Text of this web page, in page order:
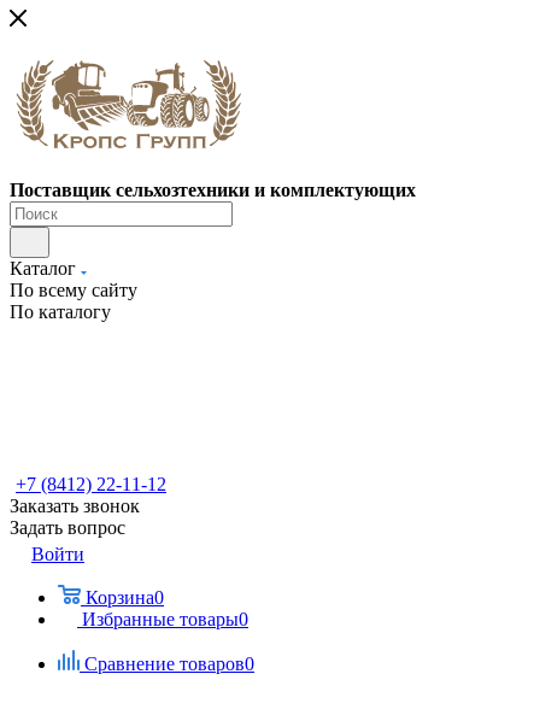
Поставщик сельхозтехники и комплектующих
Каталог
По всему сайту
По каталогу
+7 (8412) 22-11-12
Заказать звонок
Задать вопрос
Войти
Корзина0
Избранные товары0
Сравнение товаров0